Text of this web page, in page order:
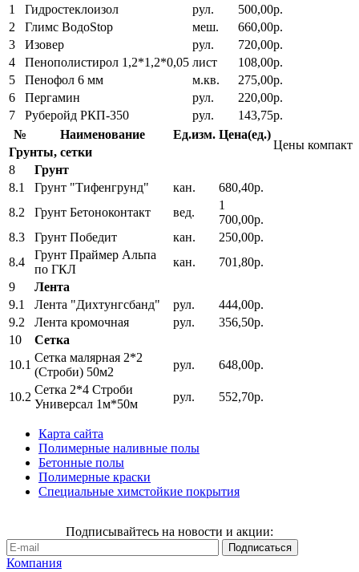
1
Гидростеклоизол рул.
500,00р.
2
Глимс ВодоStop меш.
660,00р.
3
Изовер рул.
720,00р.
4
Пенополистирол 1,2*1,2*0,05 лист
108,00р.
5
Пенофол 6 мм м.кв.
275,00р.
6
Пергамин рул.
220,00р.
7
Руберойд РКП-350 рул. 143,75р.
Цены компакт
№ Наименование Ед.изм. Цена(ед.)
Грунты, сетки
8
Грунт
8.1
Грунт "Тифенгрунд" кан.
680,40р.
8.2
Грунт Бетоноконтакт вед.
1
700,00р.
8.3
Грунт Победит кан.
250,00р.
8.4
Грунт Праймер Альпа
по ГКЛ
кан.
701,80р.
9
Лента
9.1
Лента "Дихтунгсбанд" рул.
444,00р.
9.2
Лента кромочная рул.
356,50р.
10
Сетка
10.1
Сетка малярная 2*2
(Строби) 50м2
рул. 648,00р.
10.2
Сетка 2*4 Строби
Универсал 1м*50м
рул. 552,70р.
Карта сайта
Полимерные наливные полы
Бетонные полы
Полимерные краски
Специальные химстойкие покрытия
Подписывайтесь на новости и акции:
Компания